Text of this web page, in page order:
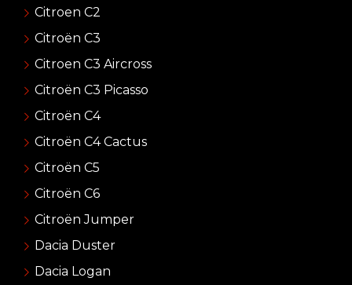
Citroen C2
Citroën C3
Citroen C3 Aircross
Citroën C3 Picasso
Citroën C4
Citroën C4 Cactus
Citroën C5
Citroën C6
Citroën Jumper
Dacia Duster
Dacia Logan